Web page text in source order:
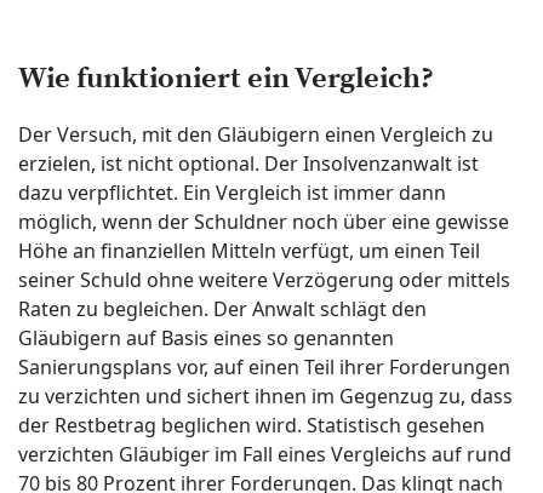
Wie funktioniert ein Vergleich?
Der Versuch, mit den Gläubigern einen Vergleich zu
erzielen, ist nicht optional. Der Insolvenzanwalt ist
dazu verpflichtet. Ein Vergleich ist immer dann
möglich, wenn der Schuldner noch über eine gewisse
Höhe an finanziellen Mitteln verfügt, um einen Teil
seiner Schuld ohne weitere Verzögerung oder mittels
Raten zu begleichen. Der Anwalt schlägt den
Gläubigern auf Basis eines so genannten
Sanierungsplans vor, auf einen Teil ihrer Forderungen
zu verzichten und sichert ihnen im Gegenzug zu, dass
der Restbetrag beglichen wird. Statistisch gesehen
verzichten Gläubiger im Fall eines Vergleichs auf rund
70 bis 80 Prozent ihrer Forderungen. Das klingt nach